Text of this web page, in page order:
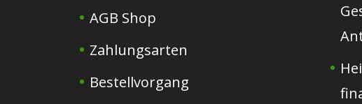
AGB Shop
Zahlungsarten
Bestellvorgang